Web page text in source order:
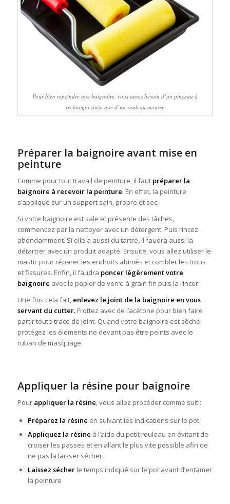
Pour bien repeindre une baignoire, vous aurez besoin d’un pinceau à
rechampir ainsi que d’un rouleau mousse
Préparer la baignoire avant mise en
peinture
Comme pour tout travail de peinture, il faut préparer la
baignoire à recevoir la peinture. En effet, la peinture
s’applique sur un support sain, propre et sec.
Si votre baignoire est sale et présente des tâches,
commencez par la nettoyer avec un détergent. Puis rincez
abondamment. Si elle a aussi du tartre, il faudra aussi la
détartrer avec un produit adapté. Ensuite, vous allez utiliser le
mastic pour réparer les endroits abimés et combler les trous
et fissures. Enfin, il faudra poncer légèrement votre
baignoire avec le papier de verre à grain fin puis la rincer.
Une fois cela fait, enlevez le joint de la baignoire en vous
servant du cutter.Frottez avec de l’acétone pour bien faire
partir toute trace de joint. Quand votre baignoire est sèche,
protégez les éléments ne devant pas être peints avec le
ruban de masquage.
Appliquer la résine pour baignoire
Pour appliquer la résine, vous allez procéder comme suit :
Préparez la résine en suivant les indications sur le pot
Appliquez la résine à l’aide du petit rouleau en évitant de
croiser les passes et en allant le plus vite possible afin de
ne pas la laisser sécher.
Laissez sécherle temps indiqué sur le pot avant d’entamer
la peinture